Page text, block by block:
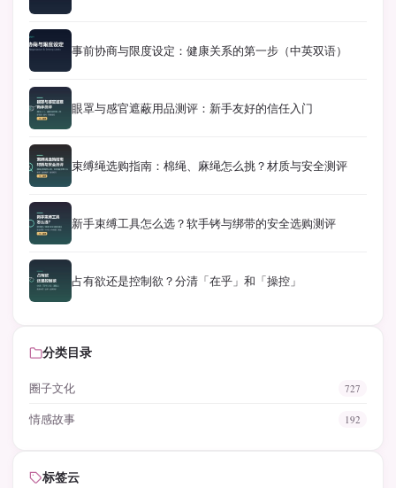
事前协商与限度设定：健康关系的第一步（中英双语）
眼罩与感官遮蔽用品测评：新手友好的信任入门
束缚绳选购指南：棉绳、麻绳怎么挑？材质与安全测评
新手束缚工具怎么选？软手铐与绑带的安全选购测评
占有欲还是控制欲？分清「在乎」和「操控」
分类目录
圈子文化 727
情感故事 192
标签云